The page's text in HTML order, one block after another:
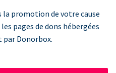
promotion de votre cause
pages de dons hébergées
Donorbox.